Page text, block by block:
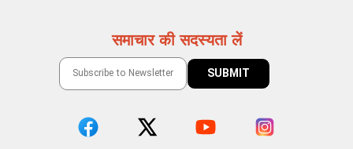
समाचार की सदस्यता लें